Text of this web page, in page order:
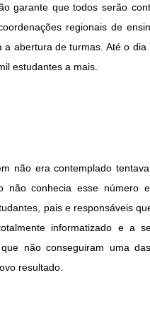
garante que todos serão
regionais de
a abertura de turmas. Até o
estudantes a mais.
não era contemplado
não conhecia esse número
pais e responsáveis
informatizado e a
não conseguiram uma
resultado.